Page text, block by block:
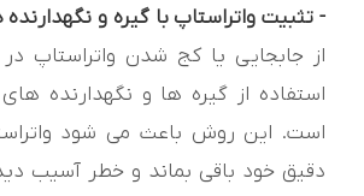
- تثبیت واتراستاپ با گیره و نگهدارنده
از جابجایی یا کج شدن واتراستاپ
استفاده از گیره ها و نگهدارنده
است. این روش باعث می شود
دقیق خود باقی بماند و خطر آسیب